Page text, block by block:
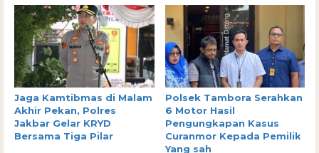
Jaga Kamtibmas di Malam
Akhir Pekan, Polres
Jakbar Gelar KRYD
Bersama Tiga Pilar
Polsek Tambora Serahkan
6 Motor Hasil
Pengungkapan Kasus
Curanmor Kepada Pemilik
Yang sah